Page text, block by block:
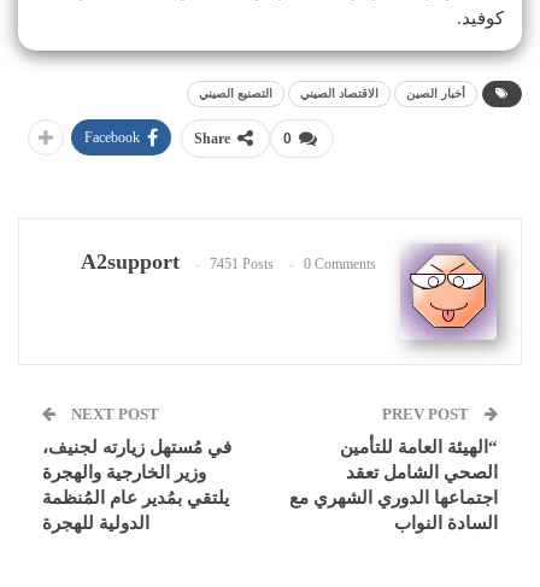
كوفيد.
أخبار الصين الاقتصاد الصيني التصنيع الصيني
0
Share
Facebook
A2support 7451 Posts 0 Comments
“الهيئة العامة للتأمين
الصحي الشامل تعقد
اجتماعها الدوري الشهري مع
السادة النواب
NEXT POST
في مُستهل زيارته لجنيف،
وزير الخارجية والهجرة
يلتقي بمُدير عام المُنظمة
الدولية للهجرة